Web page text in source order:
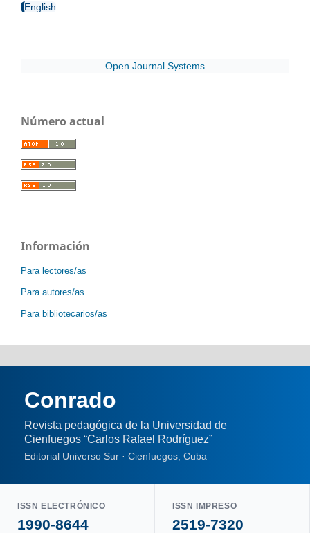
English
Open Journal Systems
Número actual
Información
Para lectores/as
Para autores/as
Para bibliotecarios/as
Conrado
Revista pedagógica de la Universidad de
Cienfuegos “Carlos Rafael Rodríguez”
Editorial Universo Sur · Cienfuegos, Cuba
ISSN ELECTRÓNICO
1990-8644
ISSN IMPRESO
2519-7320